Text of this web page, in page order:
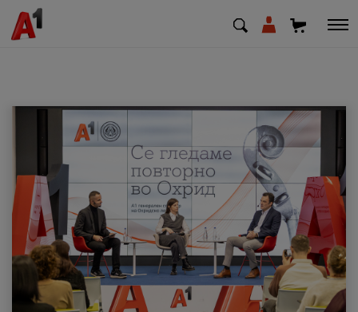
МК SQ
Приватни Деловни
Поддршка